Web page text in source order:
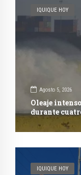
IQUIQUE HOY
Agosto 5, 2026
Oleaje
durante
IQUIQUE HOY